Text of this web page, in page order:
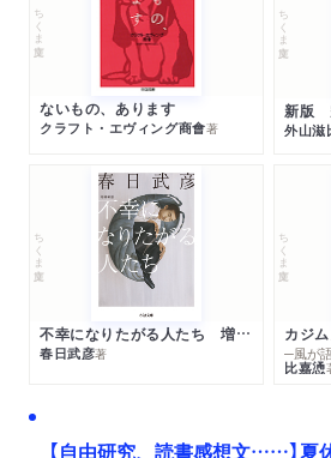
ちくま文庫
ないもの、あります
クラフト・エヴィング商會著
ちくま文庫
新版
外山滋
ちくま文庫
不幸になりたがる人たち 増補新版
春日武彦著
ちくま文庫
カジ
─風が
比嘉慂
【自由研究、読書感想文……】夏